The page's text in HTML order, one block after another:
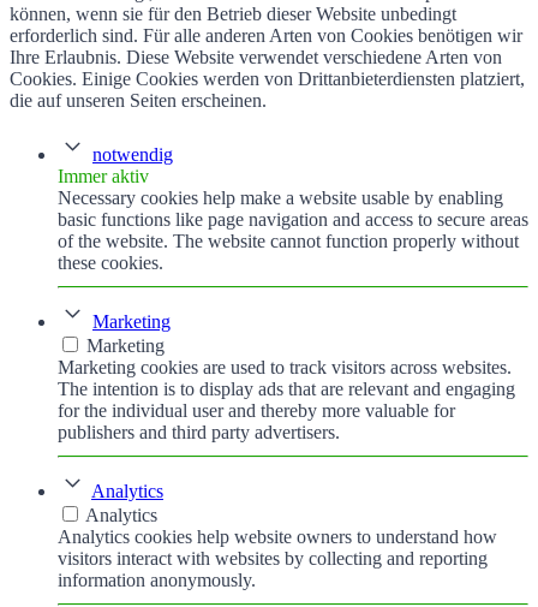
können, wenn sie für den Betrieb dieser Website unbedingt
erforderlich sind. Für alle anderen Arten von Cookies benötigen wir
Ihre Erlaubnis. Diese Website verwendet verschiedene Arten von
Cookies. Einige Cookies werden von Drittanbieterdiensten platziert,
die auf unseren Seiten erscheinen.
notwendig
Immer aktiv
Necessary cookies help make a website usable by enabling
basic functions like page navigation and access to secure areas
of the website. The website cannot function properly without
these cookies.
Marketing
Marketing
Marketing cookies are used to track visitors across websites.
The intention is to display ads that are relevant and engaging
for the individual user and thereby more valuable for
publishers and third party advertisers.
Analytics
Analytics
Analytics cookies help website owners to understand how
visitors interact with websites by collecting and reporting
information anonymously.